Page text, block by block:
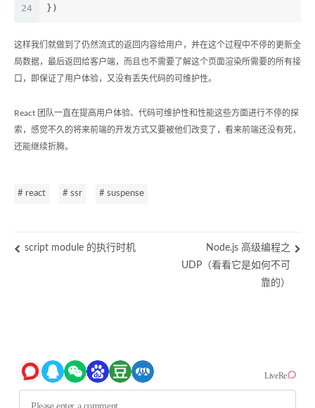
24
})
这样我们就做到了仍然流式的返回内容给用户，并在这个过程中不停的更新全
局数据，最后返回给客户端，而且也不需要了解这个页面渲染所需要的所有接
口，即保证了用户体验，又没有丢失代码的可维护性。
React 团队一直在提高用户体验、代码可维护性和性能这些方面进行不停的探
索，感觉不久的将来前端的开发方式又要被他们改变了，看来前端还没有死，
还能继续折腾。
# react # ssr # suspense
script module 的执行时机
Node.js 高级编程之
UDP（看看它是如何不可
靠的）